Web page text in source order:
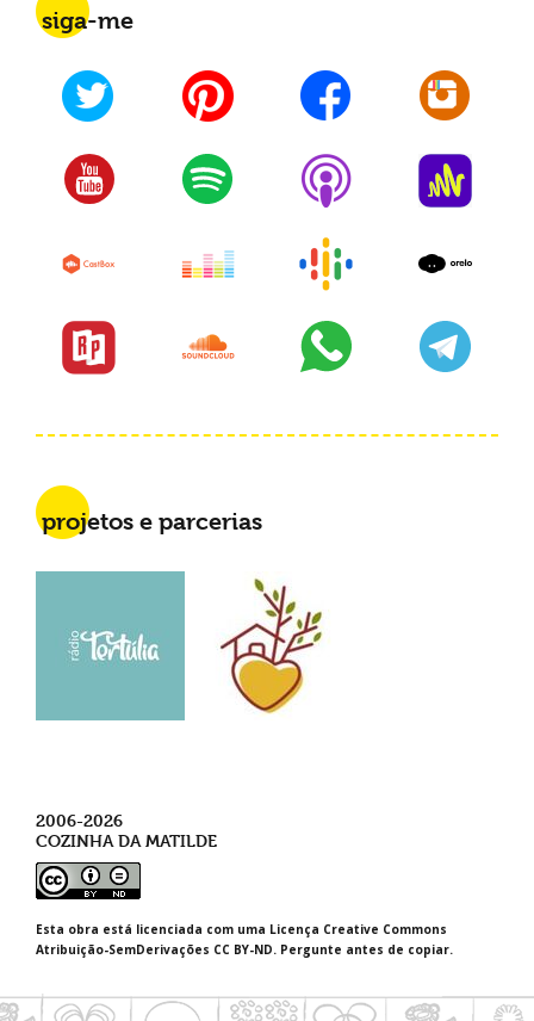
siga-me
projetos e parcerias
2006-2026
COZINHA DA MATILDE
Esta obra está licenciada com uma Licença Creative Commons
Atribuição-SemDerivações CC BY-ND. Pergunte antes de copiar.